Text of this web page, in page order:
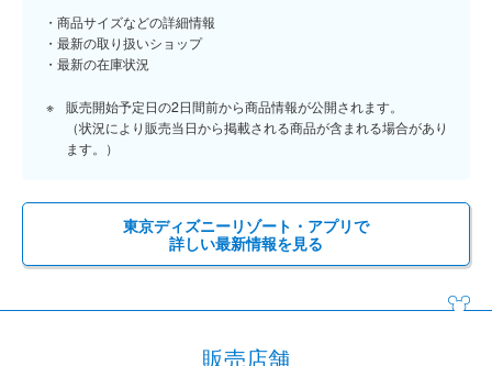
商品サイズなどの詳細情報
最新の取り扱いショップ
最新の在庫状況
販売開始予定日の2日間前から商品情報が公開されます。
（状況により販売当日から掲載される商品が含まれる場合があり
ます。）
東京ディズニーリゾート・アプリで
詳しい最新情報を見る
販売店舗